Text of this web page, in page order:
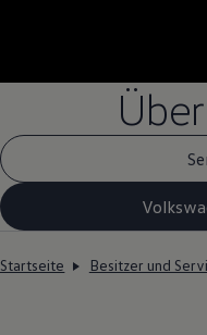
Über
Startseite Besitzer und